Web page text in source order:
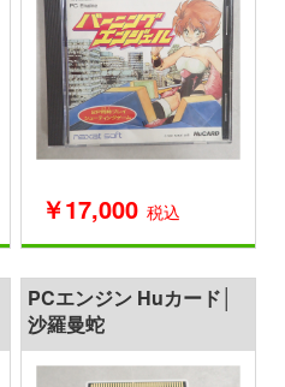
￥17,000 税込
PCエンジン Huカード│
沙羅曼蛇